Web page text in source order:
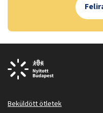
Beküldött ötletek